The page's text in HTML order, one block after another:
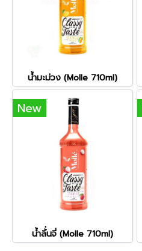
น้ำมะม่วง (Molle 710ml)
New
น้ำลิ้่นจี่ (Molle 710ml)